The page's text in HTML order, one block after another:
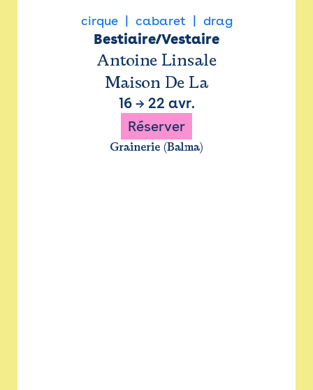
cirque cabaret drag
Bestiaire/Vestaire
Antoine Linsale
Maison De La
16→ 22 avr.
Réserver
Grainerie (Balma)